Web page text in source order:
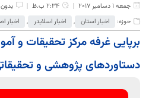
جمعه 1 دسامبر 2017
2:34 ب.ظ
حوزه:
اخبار استان , اخبار اسلایدر , اخبار
برپایی غرفه مرکز تحقیقات و
دستاوردهای پژوهشی و